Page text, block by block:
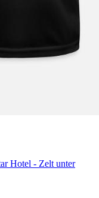
Hotel - Zelt unter